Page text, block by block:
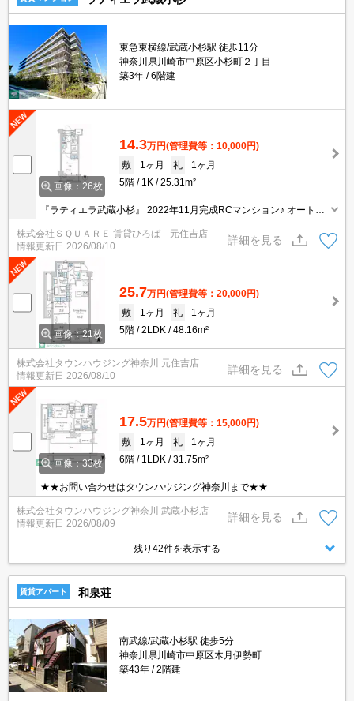
東急東横線/武蔵小杉駅 徒歩11分
神奈川県川崎市中原区小杉町２丁目
築3年
6階建
画像：26枚
14.3万円(管理費等：10,000円)
敷
1ヶ月 礼
1ヶ月
5階
1K 25.31m²
『ラティエラ武蔵小杉』 2022年11月完成RCマンション♪ オートロ
ック・宅配ボックス完備♪
株式会社ＳＱＵＡＲＥ 賃貸ひろば 元住吉店
情報更新日 2026/08/10
詳細を見る
画像：21枚
25.7万円(管理費等：20,000円)
敷
1ヶ月 礼
1ヶ月
5階
2LDK 48.16m²
株式会社タウンハウジング神奈川 元住吉店
情報更新日 2026/08/10
詳細を見る
画像：33枚
17.5万円(管理費等：15,000円)
敷
1ヶ月 礼
1ヶ月
6階
1LDK 31.75m²
★★お問い合わせはタウンハウジング神奈川まで★★
株式会社タウンハウジング神奈川 武蔵小杉店
情報更新日 2026/08/09
詳細を見る
残り42件を表示する
賃貸アパート 和泉荘
南武線/武蔵小杉駅 徒歩5分
神奈川県川崎市中原区木月伊勢町
築43年
2階建